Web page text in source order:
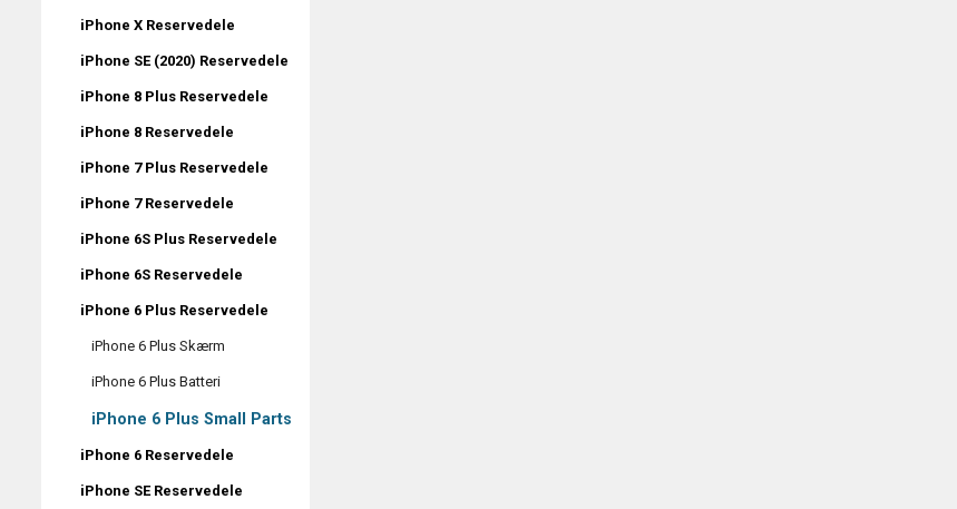
iPhone X Reservedele
iPhone SE (2020) Reservedele
iPhone 8 Plus Reservedele
iPhone 8 Reservedele
iPhone 7 Plus Reservedele
iPhone 7 Reservedele
iPhone 6S Plus Reservedele
iPhone 6S Reservedele
iPhone 6 Plus Reservedele
iPhone 6 Plus Skærm
iPhone 6 Plus Batteri
iPhone 6 Plus Small Parts
iPhone 6 Reservedele
iPhone SE Reservedele